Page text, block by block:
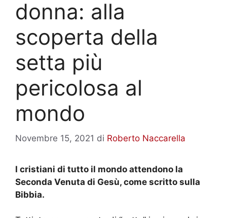
donna: alla
scoperta della
setta più
pericolosa al
mondo
Novembre 15, 2021 di Roberto Naccarella
I cristiani di tutto il mondo attendono la
Seconda Venuta di Gesù, come scritto sulla
Bibbia.